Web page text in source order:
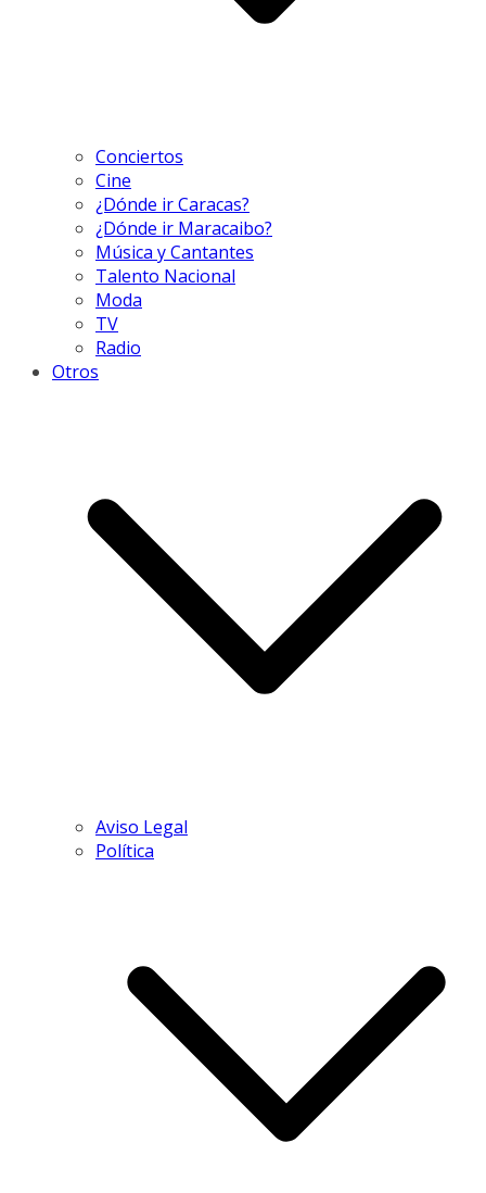
Conciertos
Cine
¿Dónde ir Caracas?
¿Dónde ir Maracaibo?
Música y Cantantes
Talento Nacional
Moda
TV
Radio
Otros
Aviso Legal
Política